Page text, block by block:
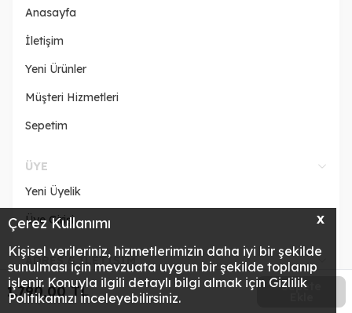
X
Çerez Kullanımı
Kişisel verileriniz, hizmetlerimizin daha iyi bir şekilde
sunulması için mevzuata uygun bir şekilde toplanıp
işlenir. Konuyla ilgili detaylı bilgi almak için Gizlilik
Politikamızı inceleyebilirsiniz.
1.790,00TL Sepete
Anasayfa
İletişim
Yeni Ürünler
Müşteri Hizmetleri
Sepetim
ÜYE
Yeni Üyelik
Üye Girişi
ADRES & İLETİŞİM